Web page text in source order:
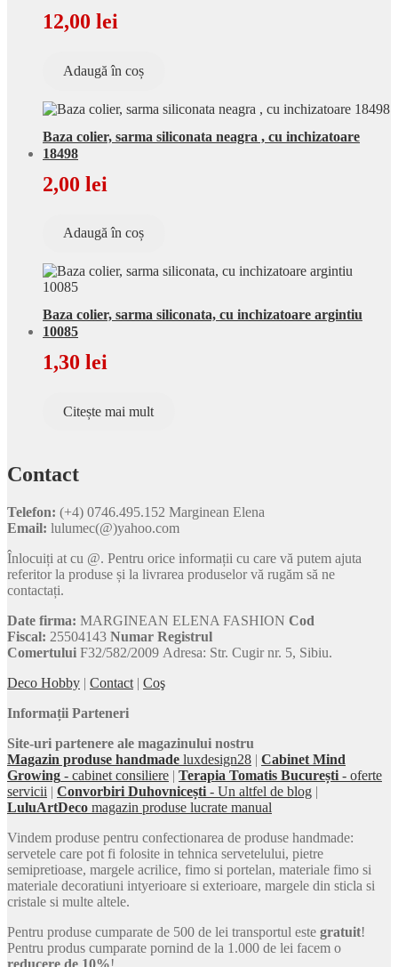
12,00 lei
Adaugă în coș
Baza colier, sarma siliconata neagra , cu inchizatoare
18498
2,00 lei
Adaugă în coș
Baza colier, sarma siliconata, cu inchizatoare argintiu
10085
1,30 lei
Citește mai mult
Contact
Telefon: (+4) 0746.495.152 Marginean Elena
Email: lulumec(@)yahoo.com
Înlocuiți at cu @. Pentru orice informații cu care vă putem ajuta
referitor la produse și la livrarea produselor vă rugăm să ne
contactați.
Date firma: MARGINEAN ELENA FASHION Cod
Fiscal: 25504143 Numar Registrul
Comertului F32/582/2009 Adresa: Str. Cugir nr. 5, Sibiu.
Deco Hobby | Contact | Coş
Informații Parteneri
Site-uri partenere ale magazinului nostru
Magazin produse handmade luxdesign28 | Cabinet Mind
Growing - cabinet consiliere | Terapia Tomatis București - oferte
servicii | Convorbiri Duhovnicești - Un altfel de blog |
LuluArtDeco magazin produse lucrate manual
Vindem produse pentru confectionarea de produse handmade:
servetele care pot fi folosite in tehnica servetelului, pietre
semipretioase, margele acrilice, fimo si portelan, materiale fimo si
materiale decoratiuni intyerioare si exterioare, margele din sticla si
cristale si multe altele.
Pentru produse cumparate de 500 de lei transportul este gratuit!
Pentru produs cumparate pornind de la 1.000 de lei facem o
reducere de 10%!